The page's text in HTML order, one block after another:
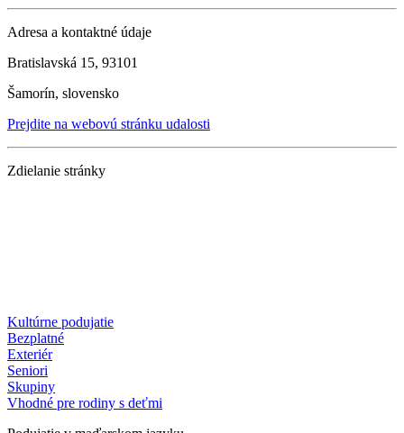
Adresa a kontaktné údaje
Bratislavská 15, 93101
Šamorín, slovensko
Prejdite na webovú stránku udalosti
Zdielanie stránky
Kultúrne podujatie
Bezplatné
Exteriér
Seniori
Skupiny
Vhodné pre rodiny s deťmi